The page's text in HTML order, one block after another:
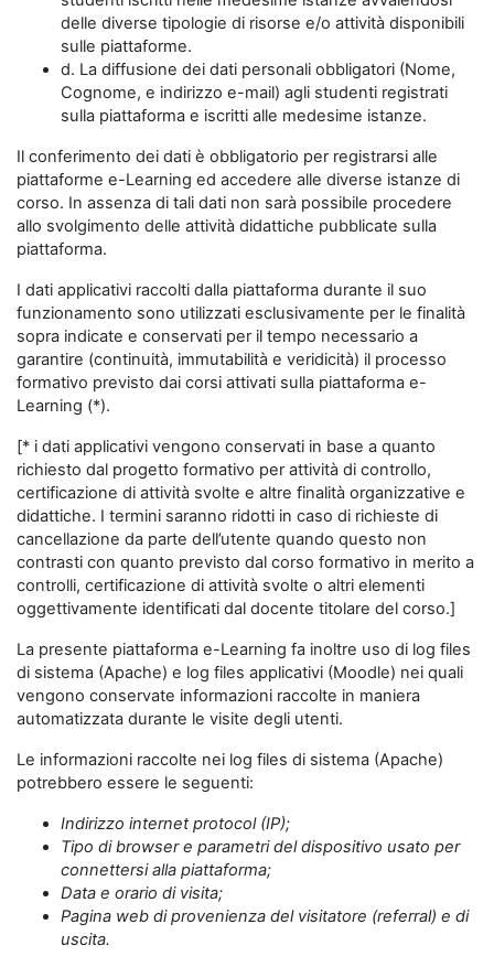
delle diverse tipologie di risorse e/o attività disponibili
sulle piattaforme.
d. La diffusione dei dati personali obbligatori (Nome,
Cognome, e indirizzo e-mail) agli studenti registrati
sulla piattaforma e iscritti alle medesime istanze.
Il conferimento dei dati è obbligatorio per registrarsi alle
piattaforme e-Learning ed accedere alle diverse istanze di
corso. In assenza di tali dati non sarà possibile procedere
allo svolgimento delle attività didattiche pubblicate sulla
piattaforma.
I dati applicativi raccolti dalla piattaforma durante il suo
funzionamento sono utilizzati esclusivamente per le finalità
sopra indicate e conservati per il tempo necessario a
garantire (continuità, immutabilità e veridicità) il processo
formativo previsto dai corsi attivati sulla piattaforma e-
Learning (*).
[* i dati applicativi vengono conservati in base a quanto
richiesto dal progetto formativo per attività di controllo,
certificazione di attività svolte e altre finalità organizzative e
didattiche. I termini saranno ridotti in caso di richieste di
cancellazione da parte dell’utente quando questo non
contrasti con quanto previsto dal corso formativo in merito a
controlli, certificazione di attività svolte o altri elementi
oggettivamente identificati dal docente titolare del corso.]
La presente piattaforma e-Learning fa inoltre uso di log files
di sistema (Apache) e log files applicativi (Moodle) nei quali
vengono conservate informazioni raccolte in maniera
automatizzata durante le visite degli utenti.
Le informazioni raccolte nei log files di sistema (Apache)
potrebbero essere le seguenti:
Indirizzo internet protocol (IP);
Tipo di browser e parametri del dispositivo usato per
connettersi alla piattaforma;
Data e orario di visita;
Pagina web di provenienza del visitatore (referral) e di
uscita.